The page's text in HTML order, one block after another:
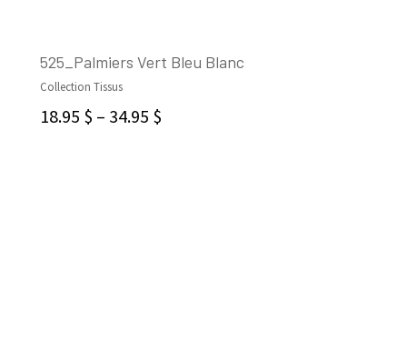
525_Palmiers Vert Bleu Blanc
Collection Tissus
18.95 $ – 34.95 $